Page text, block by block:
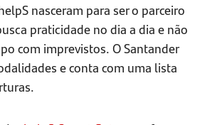
nasceram para ser o parceiro
praticidade no dia a dia e não
com imprevistos. O Santander
e conta com uma lista